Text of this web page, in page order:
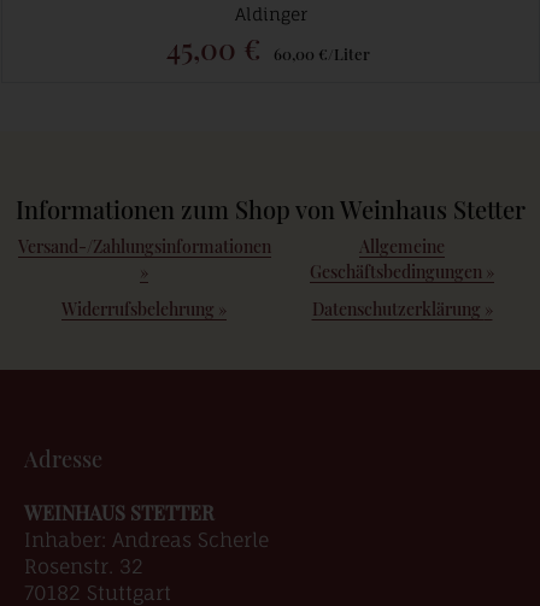
Aldinger
45,00 € 60,00 €/Liter
Informationen zum Shop von Weinhaus Stetter
Versand-/Zahlungsinformationen
»
Allgemeine
Geschäftsbedingungen »
Widerrufsbelehrung » Datenschutzerklärung »
Adresse
WEINHAUS STETTER
Inhaber: Andreas Scherle
Rosenstr. 32
70182 Stuttgart